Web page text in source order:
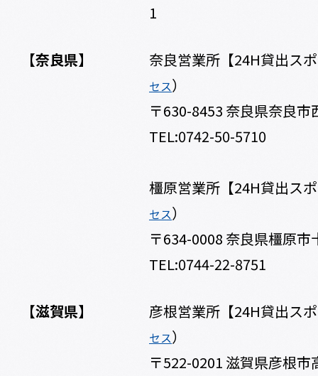
1
【奈良県】 奈良営業所【24H貸出ス
セス）
〒630-8453 奈良県奈良市
TEL:0742-50-5710
橿原営業所【24H貸出ス
セス）
〒634-0008 奈良県橿原市
TEL:0744-22-8751
【滋賀県】 彦根営業所【24H貸出ス
セス）
〒522-0201 滋賀県彦根市